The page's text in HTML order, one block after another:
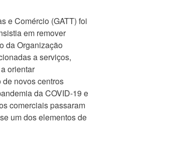
e Comércio (GATT) foi
em remover
da Organização
a serviços,
orientar
novos centros
da COVID-19 e
comerciais passaram
um dos elementos de